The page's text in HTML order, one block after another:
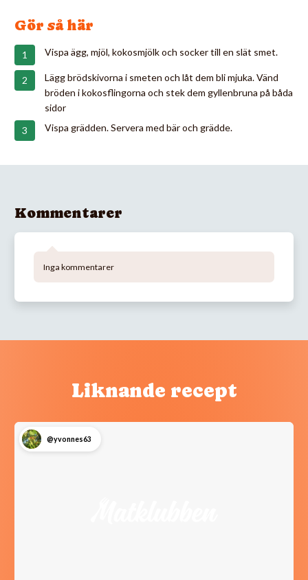
Gör så här
Vispa ägg, mjöl, kokosmjölk och socker till en slät smet.
Lägg brödskivorna i smeten och låt dem bli mjuka. Vänd
bröden i kokosflingorna och stek dem gyllenbruna på båda
sidor
Vispa grädden. Servera med bär och grädde.
Kommentarer
Inga kommentarer
Liknande recept
@yvonnes63